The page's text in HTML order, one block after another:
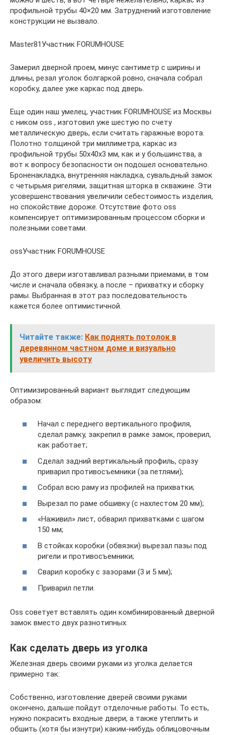
профильной трубы 40×20 мм. Затруднений изготовление
конструкции не вызвало.
Master81Участник FORUMHOUSE
Замерил дверной проем, минус сантиметр с ширины и
длины, резал уголок болгаркой ровно, сначала собрал
коробку, далее уже каркас под дверь.
Еще один наш умелец, участник FORUMHOUSE из Москвы
с ником oss , изготовил уже шестую по счету
металлическую дверь, если считать гаражные ворота.
Полотно толщиной три миллиметра, каркас из
профильной трубы 50x40x3 мм, как и у большинства, а
вот к вопросу безопасности он подошел основательно.
Броненакладка, внутренняя накладка, сувальдный замок
с четырьмя ригелями, защитная шторка в скважине. Эти
усовершенствования увеличили себестоимость изделия,
но спокойствие дороже. Отсутствие фото oss
компенсирует оптимизированным процессом сборки и
полезными советами.
ossУчастник FORUMHOUSE
До этого двери изготавливал разными приемами, в том
числе и сначала обвязку, а после – прихватку и сборку
рамы. Выбранная в этот раз последовательность
кажется более оптимистичной.
Читайте также: Как поднять потолок в
деревянном частном доме и визуально
увеличить высоту
Оптимизированный вариант выглядит следующим
образом:
Начал с переднего вертикального профиля,
сделал рамку, закрепил в рамке замок, проверил,
как работает;
Сделал задний вертикальный профиль, сразу
приварил противосъемники (за петлями);
Собрал всю раму из профилей на прихватки;
Вырезал по раме обшивку (с нахлестом 20 мм);
«Наживил» лист, обварил прихватками с шагом
150 мм;
В стойках коробки (обвязки) вырезал пазы под
ригели и противосъемники;
Сварил коробку с зазорами (3 и 5 мм);
Приварил петли.
Оss советует вставлять один комбинированный дверной
замок вместо двух разнотипных.
Как сделать дверь из уголка
Железная дверь своими руками из уголка делается
примерно так:
Собственно, изготовление дверей своими руками
окончено, дальше пойдут отделочные работы. То есть,
нужно покрасить входные двери, а также утеплить и
обшить (хотя бы изнутри) каким-нибудь облицовочным